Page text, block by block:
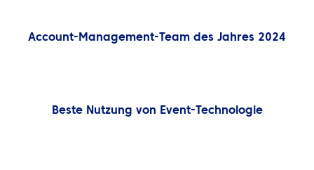
Account-Management-Team des Jahres 2024
Beste Nutzung von Event-Technologie